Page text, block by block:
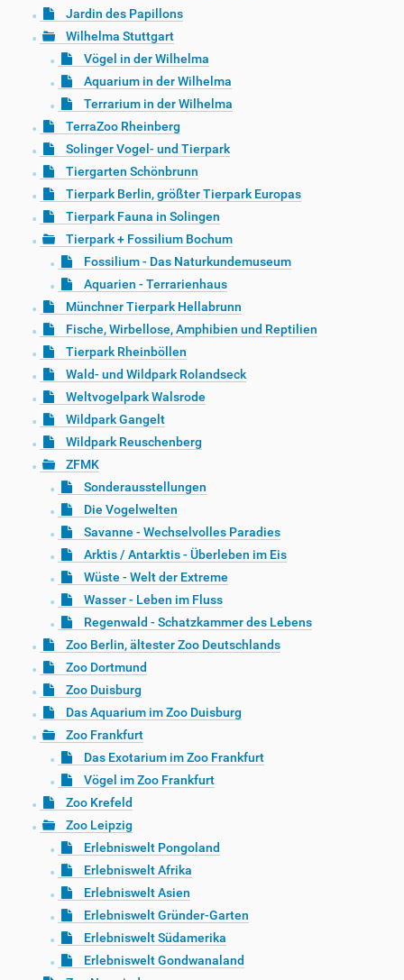
Jardin des Papillons
Wilhelma Stuttgart
Vögel in der Wilhelma
Aquarium in der Wilhelma
Terrarium in der Wilhelma
TerraZoo Rheinberg
Solinger Vogel- und Tierpark
Tiergarten Schönbrunn
Tierpark Berlin, größter Tierpark Europas
Tierpark Fauna in Solingen
Tierpark + Fossilium Bochum
Fossilium - Das Naturkundemuseum
Aquarien - Terrarienhaus
Münchner Tierpark Hellabrunn
Fische, Wirbellose, Amphibien und Reptilien
Tierpark Rheinböllen
Wald- und Wildpark Rolandseck
Weltvogelpark Walsrode
Wildpark Gangelt
Wildpark Reuschenberg
ZFMK
Sonderausstellungen
Die Vogelwelten
Savanne - Wechselvolles Paradies
Arktis / Antarktis - Überleben im Eis
Wüste - Welt der Extreme
Wasser - Leben im Fluss
Regenwald - Schatzkammer des Lebens
Zoo Berlin, ältester Zoo Deutschlands
Zoo Dortmund
Zoo Duisburg
Das Aquarium im Zoo Duisburg
Zoo Frankfurt
Das Exotarium im Zoo Frankfurt
Vögel im Zoo Frankfurt
Zoo Krefeld
Zoo Leipzig
Erlebniswelt Pongoland
Erlebniswelt Afrika
Erlebniswelt Asien
Erlebniswelt Gründer-Garten
Erlebniswelt Südamerika
Erlebniswelt Gondwanaland